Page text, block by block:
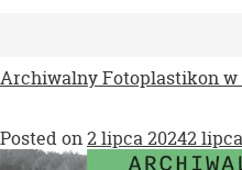
Archiwalny Fotoplastikon
Posted on2 lipca 20242